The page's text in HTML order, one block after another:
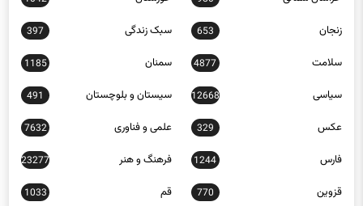
زنجان 653 سبک زندگی 397
سلامت 4877 سمنان 1185
سیاسی 12668 سیستان و بلوچستان 491
عکس 329 علمی و فناوری 7632
فارس 1244 فرهنگ و هنر 23277
قزوین 770 قم 1033